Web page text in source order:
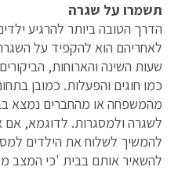
תשמרו על שגרה
הדרך הטובה ביותר להרגיע
לאחריהם הוא להקפיד על
שעות השינה והארוחות,
כמו חוגים והפעלות. כמובן
מהמשפחה או מהחברים נמצא
לשגרה ולמסגרות. לדוגמא, אם
להמשיך לשלוח את הילדים
להשאיר אותם בבית 'כי המצב